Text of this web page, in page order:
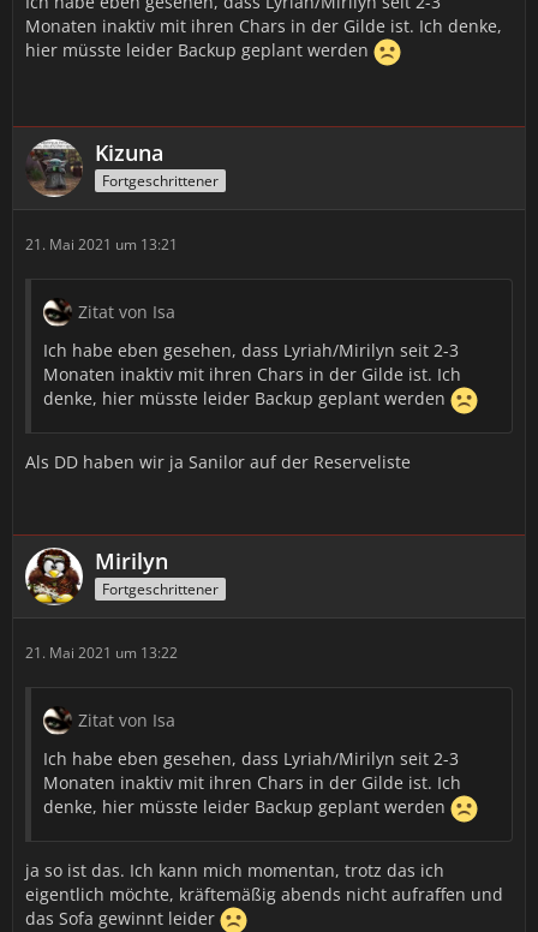
Monaten inaktiv mit ihren Chars in der Gilde ist. Ich denke,
hier müsste leider Backup geplant werden
Kizuna
Fortgeschrittener
21. Mai 2021 um 13:21
Zitat von Isa
Ich habe eben gesehen, dass Lyriah/Mirilyn seit 2-3
Monaten inaktiv mit ihren Chars in der Gilde ist. Ich
denke, hier müsste leider Backup geplant werden
Als DD haben wir ja Sanilor auf der Reserveliste
Mirilyn
Fortgeschrittener
21. Mai 2021 um 13:22
Zitat von Isa
Ich habe eben gesehen, dass Lyriah/Mirilyn seit 2-3
Monaten inaktiv mit ihren Chars in der Gilde ist. Ich
denke, hier müsste leider Backup geplant werden
ja so ist das. Ich kann mich momentan, trotz das ich
eigentlich möchte, kräftemäßig abends nicht aufraffen und
das Sofa gewinnt leider